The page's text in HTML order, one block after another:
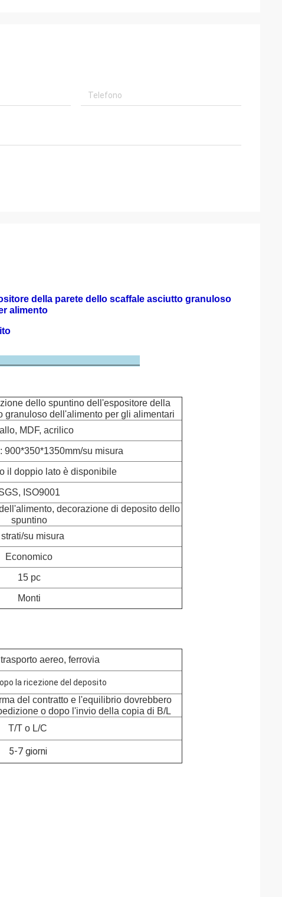
della parete dello scaffale asciutto granuloso
alimento
dello spuntino dell'espositore della
granuloso dell'alimento per gli alimentari
MDF, acrilico
900*350*1350mm/su misura
o il doppio lato è disponibile
ISO9001
decorazione di deposito dello
spuntino
su misura
Economico
15 pc
Monti
aereo, ferrovia
la ricezione del deposito
del contratto e l'equilibrio dovrebbero
o dopo l'invio della copia di B/L
T/T o L/C
5-7 giorni